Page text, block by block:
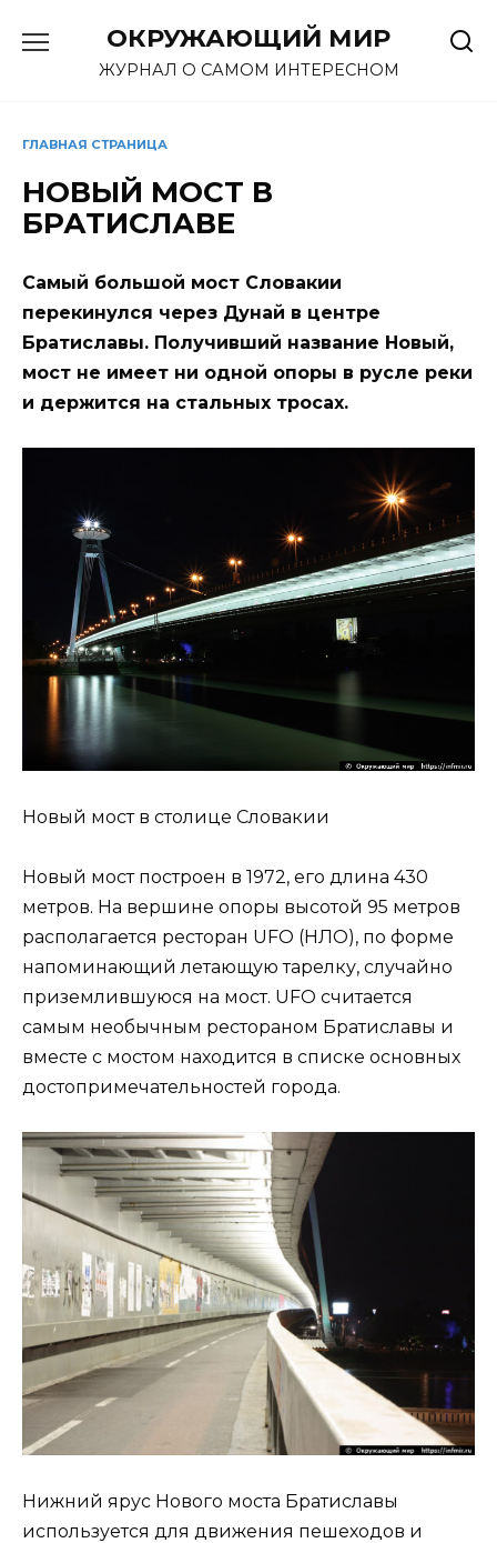
содержанию
ОКРУЖАЮЩИЙ МИР
ЖУРНАЛ О САМОМ ИНТЕРЕСНОМ
ГЛАВНАЯ СТРАНИЦА
НОВЫЙ МОСТ В
БРАТИСЛАВЕ
Самый большой мост Словакии
перекинулся через Дунай в центре
Братиславы. Получивший название Новый,
мост не имеет ни одной опоры в русле реки
и держится на стальных тросах.
Новый мост в столице Словакии
Новый мост построен в 1972, его длина 430
метров. На вершине опоры высотой 95 метров
располагается ресторан UFO (НЛО), по форме
напоминающий летающую тарелку, случайно
приземлившуюся на мост. UFO считается
самым необычным рестораном Братиславы и
вместе с мостом находится в списке основных
достопримечательностей города.
Нижний ярус Нового моста Братиславы
используется для движения пешеходов и